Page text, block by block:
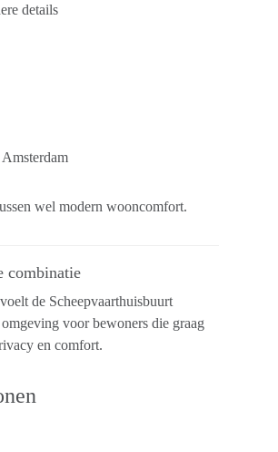
details
wel modern wooncomfort.
combinatie
de Scheepvaarthuisbuurt
voor bewoners die graag
en comfort.